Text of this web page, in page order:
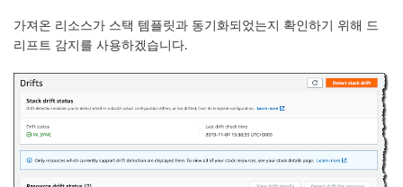
가져온 리소스가 스택 템플릿과 동기화되었는지 확인하기 위해 드
리프트 감지를 사용하겠습니다.